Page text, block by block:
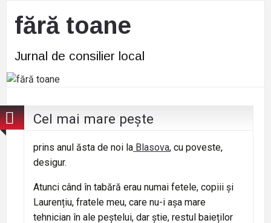
fără toane
Jurnal de consilier local
Cel mai mare pește
prins anul ăsta de noi la Blasova, cu poveste,
desigur.
Atunci când în tabără erau numai fetele, copiii și
Laurențiu, fratele meu, care nu-i așa mare
tehnician în ale peștelui, dar știe, restul baieților